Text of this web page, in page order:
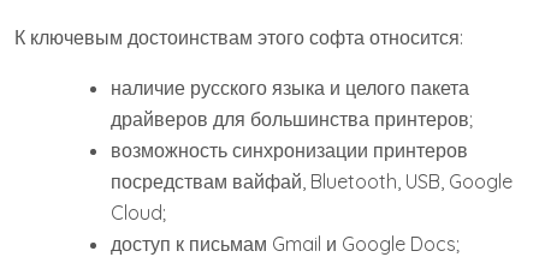
К ключевым достоинствам этого софта относится:
наличие русского языка и целого пакета
драйверов для большинства принтеров;
возможность синхронизации принтеров
посредствам вайфай, Bluetooth, USB, Google
Cloud;
доступ к письмам Gmail и Google Docs;